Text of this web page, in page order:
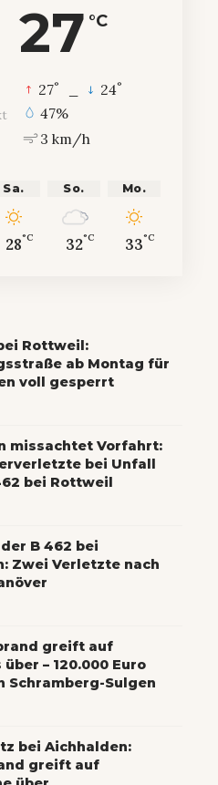
27 °C
27° 24°
47%
3 km/h
Sa.
28°C
So.
32°C
Mo.
33°C
Rottweil:
ab Montag für
voll gesperrt
missachtet Vorfahrt:
bei Unfall
bei Rottweil
B 462 bei
Zwei Verletzte nach
greift auf
– 120.000 Euro
Schramberg-Sulgen
bei Aichhalden:
greift auf